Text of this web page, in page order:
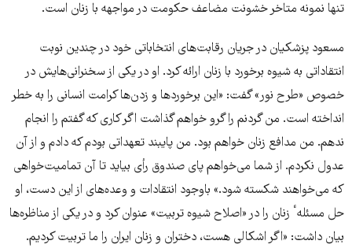
تنها نمونه متاخر خشونت مضاعف حکومت در مواجهه با زنان است.
مسعود پزشکیان در جریان رقابت‌های انتخاباتی خود در چندین نوبت
انتقاداتی به شیوه برخورد با زنان ارائه کرد. او در یکی از سخنرانی‌هایش در
خصوص «طرح نور» گفت: «این برخورد‌ها و زدن‌ها کرامت انسانی را به خطر
انداخته است. من گردنم را گرو خواهم گذاشت اگر کاری که گفتم را انجام
ندهم. من مدافع زنان خواهم بود. من پایبند تعهداتی بودم که دادم و از آن
عدول نکردم. از شما می‌خواهم پای صندوق رأی بیاید تا آن تمامیت‌خواهی
که می‌خواهند شکسته شود.» باوجود انتقادات و وعده‌های از این دست، او
حل مسئلهٴ زنان را در «اصلاح شیوه تربیت» عنوان کرد و در یکی از مناظره‌ها
بیان داشت: «اگر اشکالی هست، دختران و زنان ایران را ما تربیت کردیم.